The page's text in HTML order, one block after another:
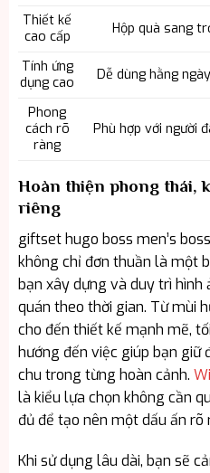
Thiết kế
cao cấp
Hộp quà sang
Tính ứng
dụng cao
Dễ dùng hằng
Phong
cách rõ
ràng
Phù hợp với người
Hoàn thiện phong thái,
riêng
giftset hugo boss men’s
không chỉ đơn thuần là một
bạn xây dựng và duy trì hình
quán theo thời gian. Từ mùi
cho đến thiết kế mạnh mẽ,
hướng đến việc giúp bạn giữ
chu trong từng hoàn cảnh.
là kiểu lựa chọn không cần
đủ để tạo nên một dấu ấn rõ
Khi sử dụng lâu dài, bạn sẽ